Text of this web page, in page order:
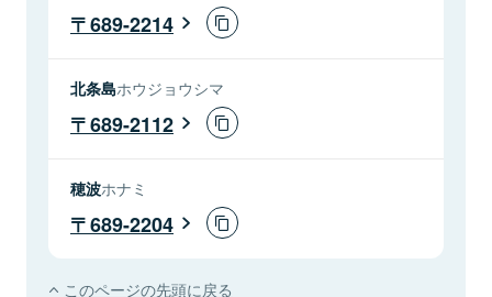
689-2214
北条島ホウジョウシマ
689-2112
穂波ホナミ
689-2204
このページの先頭に戻る